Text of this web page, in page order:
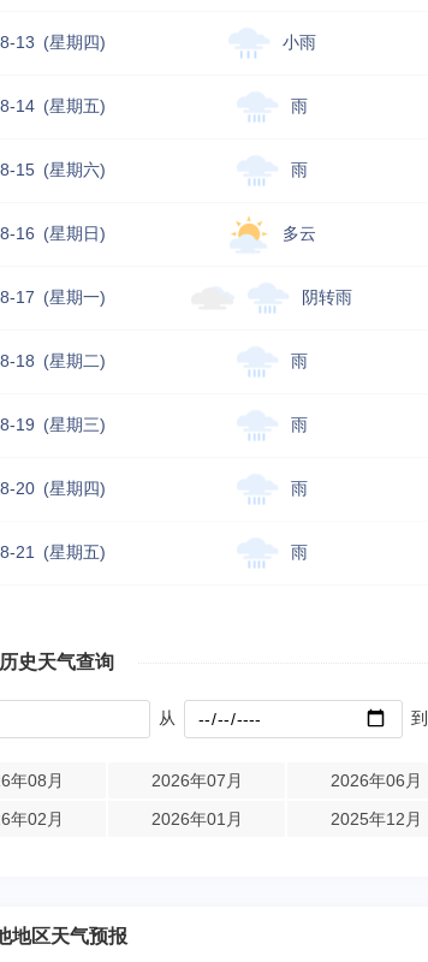
13 (星期四) 小雨
14 (星期五) 雨
15 (星期六) 雨
16 (星期日) 多云
17 (星期一) 阴转雨
18 (星期二) 雨
19 (星期三) 雨
20 (星期四) 雨
21 (星期五) 雨
史天气查询
从 到
年08月 2026年07月 2026年06月
年02月
2026年01月 2025年12月
地区天气预报